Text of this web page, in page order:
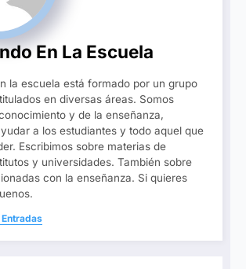
En La Escuela
la escuela está formado por un grupo
en diversas áreas. Somos
y de la enseñanza,
a los estudiantes y todo aquel que
Escribimos sobre materias de
y universidades. También sobre
con la enseñanza. Si quieres